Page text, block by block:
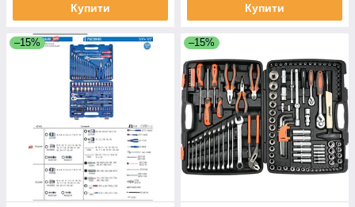
Купити Купити
–15% –15%